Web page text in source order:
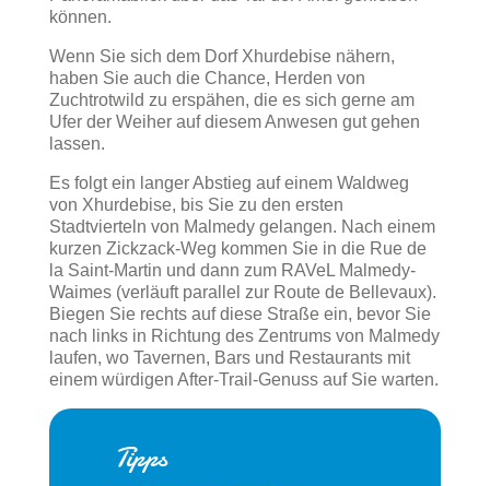
können.
Wenn Sie sich dem Dorf Xhurdebise nähern,
haben Sie auch die Chance, Herden von
Zuchtrotwild zu erspähen, die es sich gerne am
Ufer der Weiher auf diesem Anwesen gut gehen
lassen.
Es folgt ein langer Abstieg auf einem Waldweg
von Xhurdebise, bis Sie zu den ersten
Stadtvierteln von Malmedy gelangen. Nach einem
kurzen Zickzack-Weg kommen Sie in die Rue de
la Saint-Martin und dann zum RAVeL Malmedy-
Waimes (verläuft parallel zur Route de Bellevaux).
Biegen Sie rechts auf diese Straße ein, bevor Sie
nach links in Richtung des Zentrums von Malmedy
laufen, wo Tavernen, Bars und Restaurants mit
einem würdigen After-Trail-Genuss auf Sie warten.
Tipps